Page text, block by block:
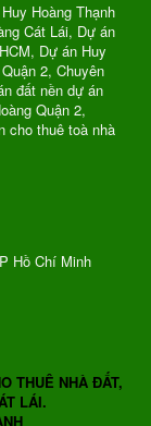
Hoàng Thạnh
Cát Lái, Dự án
Dự án Huy
2, Chuyên
đất nền dự án
Quận 2,
cho thuê toà nhà
Hồ Chí Minh
THUÊ NHÀ ĐẤT,
LÁI.